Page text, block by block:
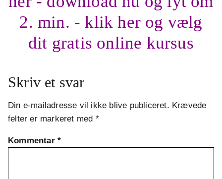
2. min. - klik her og vælg
dit gratis online kursus
Skriv et svar
Din e-mailadresse vil ikke blive publiceret. Krævede
felter er markeret med *
Kommentar *